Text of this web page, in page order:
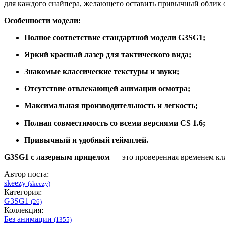
для каждого снайпера, желающего оставить привычный облик
Особенности модели:
Полное соответствие стандартной модели G3SG1;
Яркий красный лазер для тактического вида;
Знакомые классические текстуры и звуки;
Отсутствие отвлекающей анимации осмотра;
Максимальная производительность и легкость;
Полная совместимость со всеми версиями CS 1.6;
Привычный и удобный геймплей.
G3SG1 с лазерным прицелом — это проверенная временем
Автор поста:
skeezy (skeezy)
Категория:
G3SG1 (26)
Коллекция:
Без анимации (1355)